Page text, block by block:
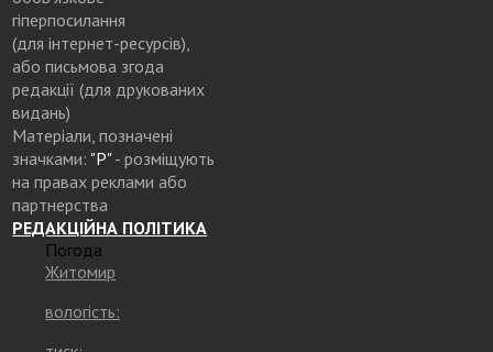
гіперпосилання
(для інтернет-ресурсів),
або письмова згода
редакції (для друкованих
видань)
Матеріали, позначені
значками: "Р"- розміщують
на правах реклами або
партнерства
РЕДАКЦІЙНА ПОЛІТИКА
Погода
Житомир
вологість: